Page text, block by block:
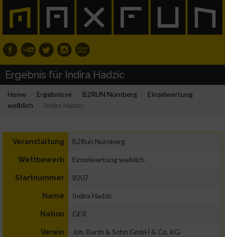
Ergebnis für Indira Hadzic
Home Ergebnisse B2RUN Nürnberg
Einzelwertung
weiblich
Indira Hadzic
Veranstaltung B2Run Nürnberg
Wettbewerb Einzelwertung weiblich
Startnummer 8207
Name Indira Hadzic
Nation GER
Verein Joh. Barth & Sohn GmbH & Co. KG